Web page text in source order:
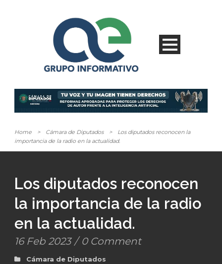
Home > Cámara de Diputados >
Los diputados reconocen la
importancia de la radio en la actualidad.
Los diputados reconocen
la importancia de la radio
en la actualidad.
16 Feb 2023 / 0 Comment
Cámara de Diputados